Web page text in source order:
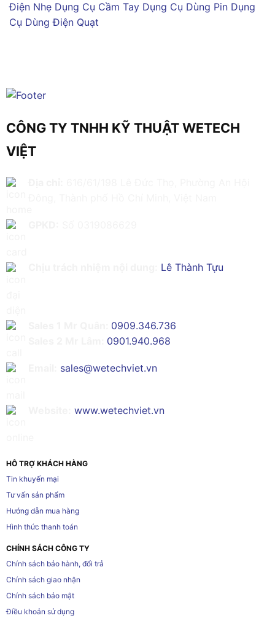
Điện Nhẹ Dụng Cụ Cầm Tay Dụng Cụ Dùng Pin Dụng
Cụ Dùng Điện Quạt
CÔNG TY TNHH KỸ THUẬT WETECH
VIỆT
Lê Thành Tựu
0909.346.736
0901.940.968
sales@wetechviet.vn
www.wetechviet.vn
HỖ TRỢ KHÁCH HÀNG
Tin khuyến mại
Tư vấn sản phẩm
Hướng dẫn mua hàng
Hình thức thanh toán
CHÍNH SÁCH CÔNG TY
Chính sách bảo hành, đổi trả
Chính sách giao nhận
Chính sách bảo mật
Điều khoản sử dụng